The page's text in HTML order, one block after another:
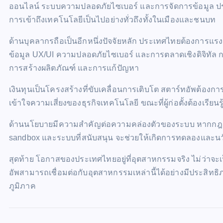
ออนไลน์ ระบบความปลอดภัยไซเบอร์ และการจัดการข้อมูล
การเข้าถึงเทคโนโลยีเป็นไปอย่างทั่วถึงทั้งในเมืองและชนบท
ด้านบุคลากรถือเป็นอีกหนึ่งปัจจัยหลัก ประเทศไทยต้องการแ
ข้อมูล UX/UI ความปลอดภัยไซเบอร์ และการตลาดเชิงดิจิทัล
การสร้างผลิตภัณฑ์ และการแก้ปัญหา
เงินทุนเป็นโครงสร้างที่ขับเคลื่อนการเติบโต สตาร์ทอัพต้อง
เข้าใจความเสี่ยงของธุรกิจเทคโนโลยี ขณะที่ผู้ก่อตั้งต้องเรีย
ด้านนโยบายมีความสำคัญต่อความคล่องตัวของระบบ หากก
sandbox และระบบที่สนับสนุน จะช่วยให้เกิดการทดลองและ
สุดท้าย โอกาสของประเทศไทยอยู่ที่อุตสาหกรรมจริง ไม่ว่าจ
อัพสามารถเชื่อมต่อกับอุตสาหกรรมเหล่านี้ได้อย่างมีประสิท
ภูมิภาค